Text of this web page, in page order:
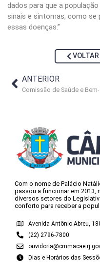
dados para que a
sinais e sintomas, como se
essas doenças.”
ANTERIOR
Com o nome de Palácio
passou a funcionar em 2013,
diversos setores do
conforto para receber a
Avenida Antônio Abreu,
(22) 2796-7800
Dias e Horários das